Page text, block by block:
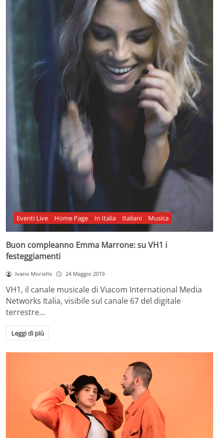
Eventi Live Home Page In Italia Italiani Musica
Buon compleanno Emma Marrone: su VH1 i
festeggiamenti
Ivano Moriello 24 Maggio 2019
VH1, il canale musicale di Viacom International Media
Networks Italia, visibile sul canale 67 del digitale
terrestre…
Leggi di più